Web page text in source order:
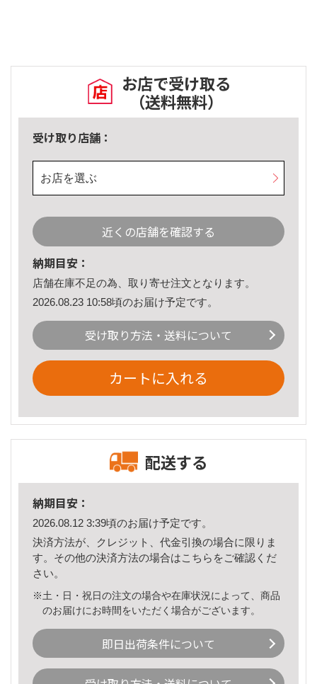
お店で受け取る
（送料無料）
受け取り店舗：
お店を選ぶ
近くの店舗を確認する
納期目安：
店舗在庫不足の為、取り寄せ注文となります。
2026.08.23 10:58頃のお届け予定です。
受け取り方法・送料について
カートに入れる
配送する
納期目安：
2026.08.12 3:39頃のお届け予定です。
決済方法が、クレジット、代金引換の場合に限りま
す。その他の決済方法の場合はこちら をご確認くだ
さい。
※土・日・祝日の注文の場合や在庫状況によって、商品
のお届けにお時間をいただく場合がございます。
即日出荷条件について